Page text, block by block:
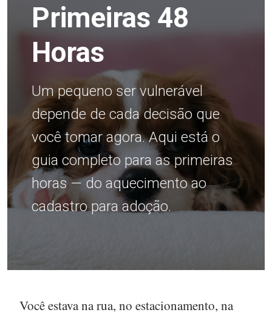
Primeiras 48
Horas
Um pequeno ser vulnerável
depende de cada decisão que
você tomar agora. Aqui está o
guia completo para as primeiras
horas — do aquecimento ao
cadastro para adoção.
Você estava na rua, no estacionamento, na